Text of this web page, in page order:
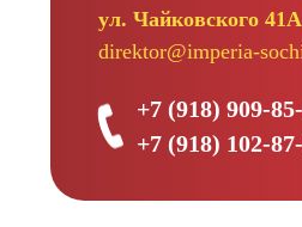
ул. Чайковского 41А
direktor@imperia-
+7 (918) 909-
+7 (918) 102-